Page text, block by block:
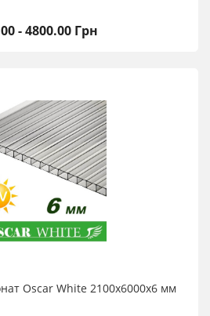
- 4800.00 Грн
Oscar White 2100х6000х6 мм